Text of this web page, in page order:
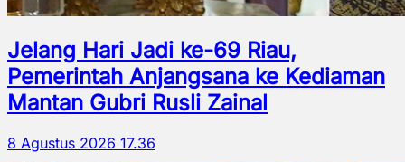
Jelang Hari Jadi ke-69 Riau,
Pemerintah Anjangsana ke Kediaman
Mantan Gubri Rusli Zainal
8 Agustus 2026 17.36